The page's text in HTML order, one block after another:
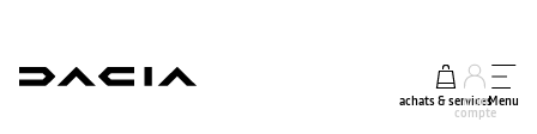
achats & services
mon
compte
Menu